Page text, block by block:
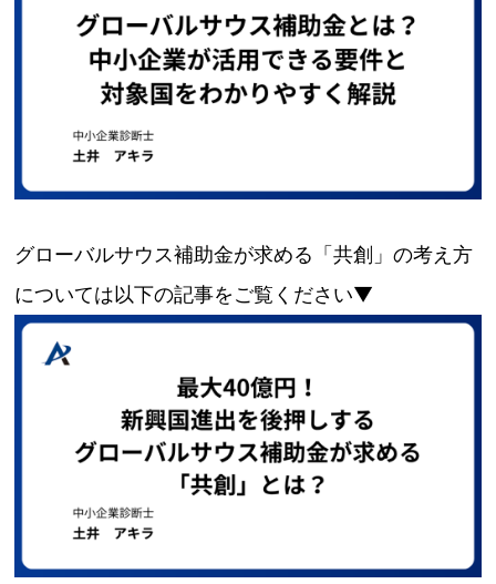
グローバルサウス補助金が求める「共創」の考え方
については以下の記事をご覧ください▼